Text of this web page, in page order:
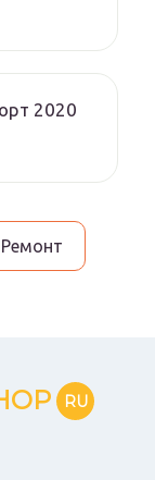
2020
Ремонт
RU